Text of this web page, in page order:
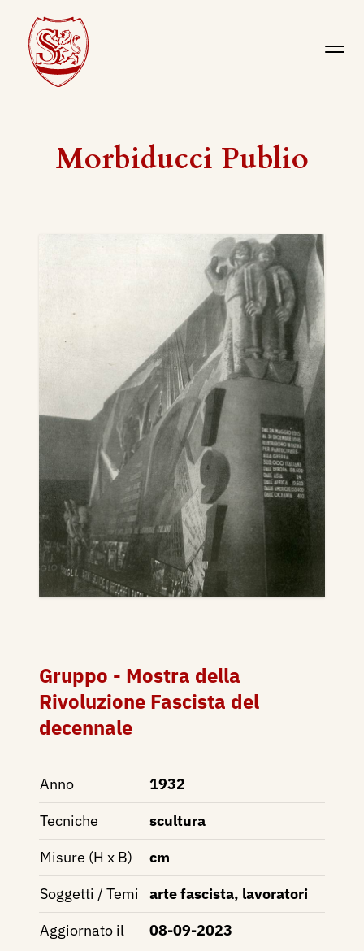
Morbiducci Publio
Gruppo - Mostra della
Rivoluzione Fascista del
decennale
Anno
1932
Tecniche
scultura
Misure (H x B)
cm
Soggetti / Temi
arte fascista, lavoratori
Aggiornato il
08-09-2023